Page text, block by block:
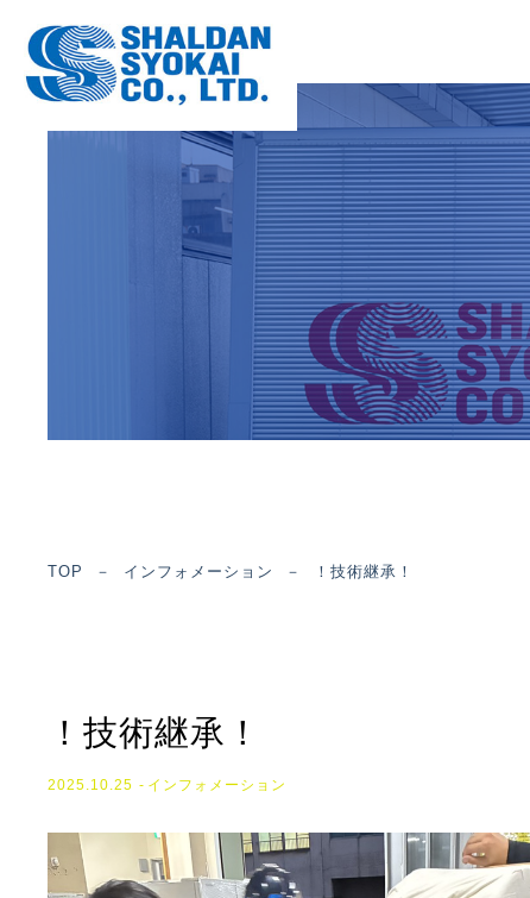
OA機器配
OFFICE
大型家具
数字でわ
配送設備
TOP － インフォメーション － ！技術継承！
！技術継承！
2025.10.25 インフォメーション